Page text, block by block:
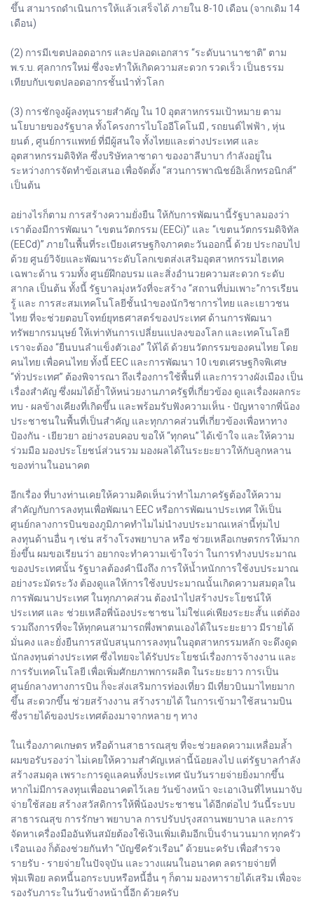
ขึ้น สามารถดำเนินการให้แล้วเสร็จได้ ภายใน 8-10 เดือน (จากเดิม 14
เดือน)
(2) การมีเขตปลอดอากร และปลอดเอกสาร “ระดับนานาชาติ” ตาม
พ.ร.บ. ศุลกากรใหม่ ซึ่งจะทำให้เกิดความสะดวก รวดเร็ว เป็นธรรม
เทียบกับเขตปลอดอากรชั้นนำทั่วโลก
(3) การชักจูงผู้ลงทุนรายสำคัญ ใน 10 อุตสาหกรรมเป้าหมาย ตาม
นโยบายของรัฐบาล ทั้งโครงการไบโออีโคโนมี , รถยนต์ไฟฟ้า , หุ่น
ยนต์ , ศูนย์การแพทย์ ที่มีผู้สนใจ ทั้งไทยและต่างประเทศ และ
อุตสาหกรรมดิจิทัล ซึ่งบริษัทลาซาดา ของอาลีบาบา กำลังอยู่ใน
ระหว่างการจัดทำข้อเสนอ เพื่อจัดตั้ง “สวนการพาณิชย์อิเล็กทรอนิกส์”
เป็นต้น
อย่างไรก็ตาม การสร้างความยั่งยืน ให้กับการพัฒนานี้รัฐบาลมองว่า
เราต้องมีการพัฒนา “เขตนวัตกรรม (EECi)” และ “เขตนวัตกรรมดิจิทัล
(EECd)” ภายในพื้นที่ระเบียงเศรษฐกิจภาคตะวันออกนี้ ด้วย ประกอบไป
ด้วย ศูนย์วิจัยและพัฒนาระดับโลกเขตส่งเสริมอุตสาหกรรมไฮเทค
เฉพาะด้าน รวมทั้ง ศูนย์ฝึกอบรม และสิ่งอำนวยความสะดวก ระดับ
สากล เป็นต้น ทั้งนี้ รัฐบาลมุ่งหวังที่จะสร้าง “สถานที่บ่มเพาะ”การเรียน
รู้ และ การสะสมเทคโนโลยีชั้นนำของนักวิชาการไทย และเยาวชน
ไทย ที่จะช่วยตอบโจทย์ยุทธศาสตร์ของประเทศ ด้านการพัฒนา
ทรัพยากรมนุษย์ ให้เท่าทันการเปลี่ยนแปลงของโลก และเทคโนโลยี
เราจะต้อง “ยืนบนลำแข็งตัวเอง” ให้ได้ ด้วยนวัตกรรมของคนไทย โดย
คนไทย เพื่อคนไทย ทั้งนี้ EEC และการพัฒนา 10 เขตเศรษฐกิจพิเศษ
“ทั่วประเทศ” ต้องพิจารณา ถึงเรื่องการใช้พื้นที่ และการวางผังเมือง เป็น
เรื่องสำคัญ ซึ่งผมได้ย้ำให้หน่วยงานภาครัฐที่เกี่ยวข้อง ดูแลเรื่องผลกระ
ทบ - ผลข้างเคียงที่เกิดขึ้น และพร้อมรับฟังความเห็น - ปัญหาจากพี่น้อง
ประชาชนในพื้นที่เป็นสำคัญ และทุกภาคส่วนที่เกี่ยวข้องเพื่อหาทาง
ป้องกัน - เยียวยา อย่างรอบคอบ ขอให้ “ทุกคน” ได้เข้าใจ และให้ความ
ร่วมมือ มองประโยชน์ส่วนรวม มองผลได้ในระยะยาวให้กับลูกหลาน
ของท่านในอนาคต
อีกเรื่อง ที่บางท่านเคยให้ความคิดเห็นว่าทำไมภาครัฐต้องให้ความ
สำคัญกับการลงทุนเพื่อพัฒนา EEC หรือการพัฒนาประเทศ ให้เป็น
ศูนย์กลางการบินของภูมิภาคทำไมไม่นำงบประมาณเหล่านี้ทุ่มไป
ลงทุนด้านอื่น ๆ เช่น สร้างโรงพยาบาล หรือ ช่วยเหลือเกษตรกรให้มาก
ยิ่งขึ้น ผมขอเรียนว่า อยากจะทำความเข้าใจว่า ในการทำงบประมาณ
ของประเทศนั้น รัฐบาลต้องคำนึงถึง การให้น้ำหนักการใช้งบประมาณ
อย่างระมัดระวัง ต้องดูแลให้การใช้งบประมาณนั้นเกิดความสมดุลใน
การพัฒนาประเทศ ในทุกภาคส่วน ต้องนำไปสร้างประโยชน์ให้
ประเทศ และ ช่วยเหลือพี่น้องประชาชน ไม่ใช่แค่เพียงระยะสั้น แต่ต้อง
รวมถึงการที่จะให้ทุกคนสามารถพึ่งพาตนเองได้ในระยะยาว มีรายได้
มั่นคง และยั่งยืนการสนับสนุนการลงทุนในอุตสาหกรรมหลัก จะดึงดูด
นักลงทุนต่างประเทศ ซึ่งไทยจะได้รับประโยชน์เรื่องการจ้างงาน และ
การรับเทคโนโลยี เพื่อเพิ่มศักยภาพการผลิต ในระยะยาว การเป็น
ศูนย์กลางทางการบิน ก็จะส่งเสริมการท่องเที่ยว มีเที่ยวบินมาไทยมาก
ขึ้น สะดวกขึ้น ช่วยสร้างงาน สร้างรายได้ ในการเข้ามาใช้สนามบิน
ซึ่งรายได้ของประเทศต้องมาจากหลาย ๆ ทาง
ในเรื่องภาคเกษตร หรือด้านสาธารณสุข ที่จะช่วยลดความเหลื่อมล้ำ
ผมขอรับรองว่า ไม่เคยให้ความสำคัญเหล่านี้น้อยลงไป แต่รัฐบาลกำลัง
สร้างสมดุล เพราะการดูแลคนทั้งประเทศ นับวันรายจ่ายยิ่งมากขึ้น
หากไม่มีการลงทุนเพื่ออนาคตไว้เลย วันข้างหน้า จะเอาเงินที่ไหนมาจับ
จ่ายใช้สอย สร้างสวัสดิการให้พี่น้องประชาชน ได้อีกต่อไป วันนี้ระบบ
สาธารณสุข การรักษา พยาบาล การปรับปรุงสถานพยาบาล และการ
จัดหาเครื่องมืออันทันสมัยต้องใช้เงินเพิ่มเติมอีกเป็นจำนวนมาก ทุกครัว
เรือนเอง ก็ต้องช่วยกันทำ “บัญชีครัวเรือน” ด้วยนะครับ เพื่อสำรวจ
รายรับ - รายจ่ายในปัจจุบัน และวางแผนในอนาคต ลดรายจ่ายที่
ฟุ่มเฟือย ลดหนี้นอกระบบหรือหนี้อื่น ๆ ก็ตาม มองหารายได้เสริม เพื่อจะ
รองรับภาระในวันข้างหน้านี้อีก ด้วยครับ